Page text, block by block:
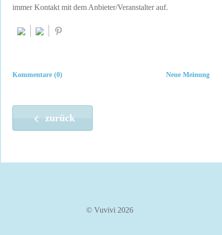
immer Kontakt mit dem Anbieter/Veranstalter auf.
Neue Meinung
Kommentare (0)
zurück
© Vuvivi 2026